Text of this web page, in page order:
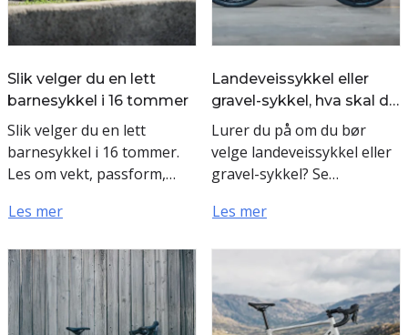
Slik velger du en lett
barnesykkel i 16 tommer
Slik velger du en lett
barnesykkel i 16 tommer.
Les om vekt, passform,
en trygg og god
Les mer
Landeveissykkel eller
gravel-sykkel, hva skal du
velge?
Lurer du på om du bør
velge landeveissykkel eller
gravel-sykkel? Se
underlag, passform og
Les mer